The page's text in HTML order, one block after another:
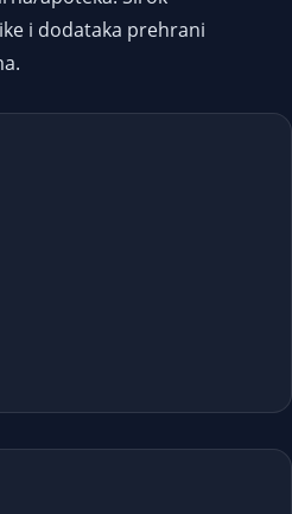
i dodataka prehrani